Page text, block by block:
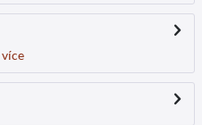
více